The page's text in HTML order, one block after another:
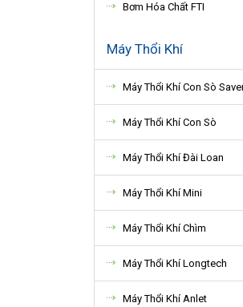
Bơm Hóa Chất FTI
Máy Thổi Khí
Máy Thổi Khí Con Sò
Máy Thổi Khí Con Sò
Máy Thổi Khí Đài Loan
Máy Thổi Khí Mini
Máy Thổi Khí Chìm
Máy Thổi Khí Longtech
Máy Thổi Khí Anlet